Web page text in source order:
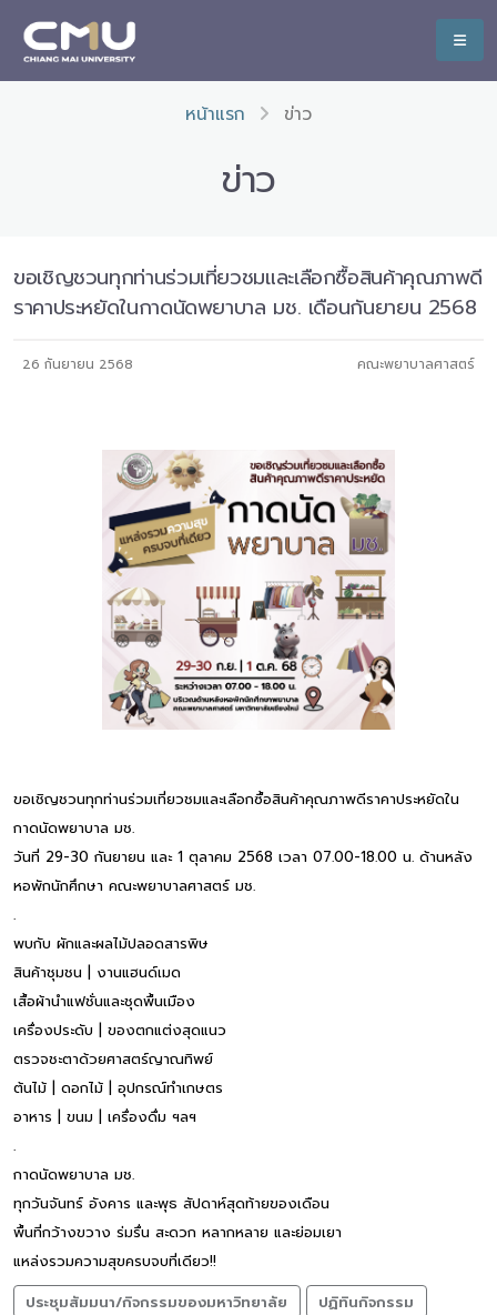
หน้าแรก ข่าว
ข่าว
ขอเชิญชวนทุกท่านร่วมเที่ยวชมและเลือกซื้อสินค้าคุณภาพดี
ราคาประหยัดในกาดนัดพยาบาล มช. เดือนกันยายน 2568
26 กันยายน 2568 คณะพยาบาลศาสตร์
ขอเชิญชวนทุกท่านร่วมเที่ยวชมและเลือกซื้อสินค้าคุณภาพดีราคาประหยัดใน
กาดนัดพยาบาล มช.
วันที่ 29-30 กันยายน และ 1 ตุลาคม 2568 เวลา 07.00-18.00 น. ด้านหลัง
หอพักนักศึกษา คณะพยาบาลศาสตร์ มช.
.
พบกับ ผักและผลไม้ปลอดสารพิษ
สินค้าชุมชน | งานแฮนด์เมด
เสื้อผ้านำแฟชั่นและชุดพื้นเมือง
เครื่องประดับ | ของตกแต่งสุดแนว
ตรวจชะตาด้วยศาสตร์ญาณทิพย์
ต้นไม้ | ดอกไม้ | อุปกรณ์ทำเกษตร
อาหาร | ขนม | เครื่องดื่ม ฯลฯ
.
กาดนัดพยาบาล มช.
ทุกวันจันทร์ อังคาร และพุธ สัปดาห์สุดท้ายของเดือน
พื้นที่กว้างขวาง ร่มรื่น สะดวก หลากหลาย และย่อมเยา
แหล่งรวมความสุขครบจบที่เดียว!!
ประชุมสัมมนา/กิจกรรมของมหาวิทยาลัย
ปฏิทินกิจกรรม